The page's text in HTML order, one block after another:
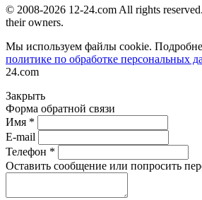
© 2008-2026 12-24.com All rights
their owners.
Мы используем файлы cookie.
политике по обработке персональных
24.com
Закрыть
Форма обратной связи
Имя *
E-mail
Телефон *
Оставить сообщение или попросить